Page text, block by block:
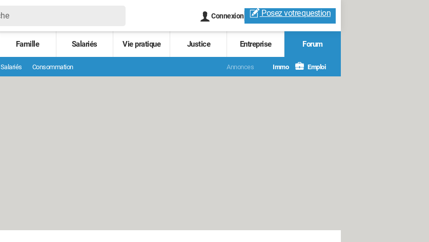
Connexion Posez votrequestion
Famille Salariés Vie pratique Justice Entreprise Forum
Salariés Consommation Annonces Immo Emploi